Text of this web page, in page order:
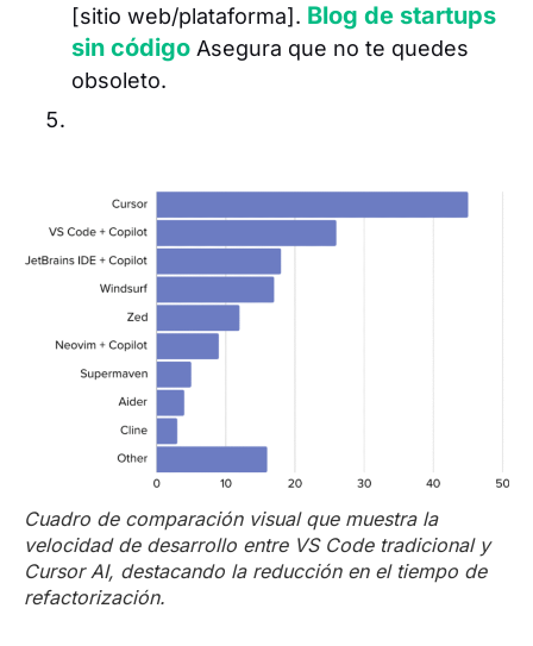
[sitio web/plataforma]. Blog de startups
sin código Asegura que no te quedes
obsoleto.
Cuadro de comparación visual que muestra la
velocidad de desarrollo entre VS Code tradicional y
Cursor AI, destacando la reducción en el tiempo de
refactorización.